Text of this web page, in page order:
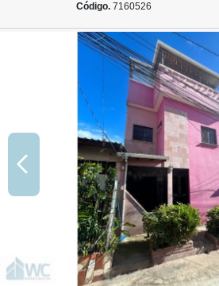
Código. 7160526